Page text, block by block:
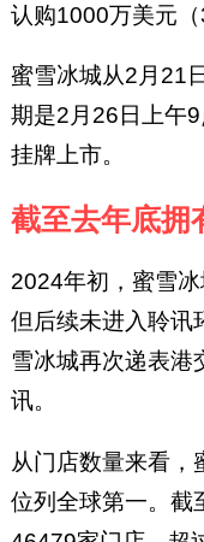
认购1000万美元（
蜜雪冰城从2月21
期是2月26日上午
挂牌上市。
截至去年底拥
2024年初，蜜雪
但后续未进入聆讯
雪冰城再次递表港
讯。
从门店数量来看，
位列全球第一。截